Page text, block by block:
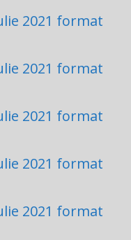
2021 format
2021 format
2021 format
2021 format
2021 format